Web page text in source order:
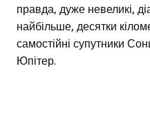
правда, дуже невеликі,
найбільше, десятки
самостійні супутники
Юпітер.